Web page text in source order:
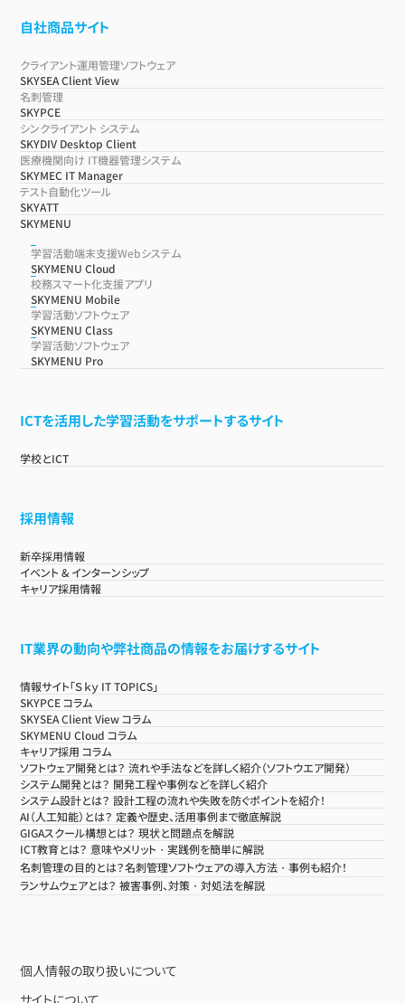
自社商品サイト
クライアント運用管理ソフトウェア
SKYSEA Client View
名刺管理
SKYPCE
シンクライアント システム
SKYDIV Desktop Client
医療機関向け IT機器管理システム
SKYMEC IT Manager
テスト自動化ツール
SKYATT
SKYMENU
学習活動端末支援Webシステム
SKYMENU Cloud
校務スマート化支援アプリ
SKYMENU Mobile
学習活動ソフトウェア
SKYMENU Class
学習活動ソフトウェア
SKYMENU Pro
ICTを活用した学習活動をサポートするサイト
学校とICT
採用情報
新卒採用情報
イベント & インターンシップ
キャリア採用情報
IT業界の動向や弊社商品の情報をお届けするサイト
情報サイト「Ｓｋｙ IT TOPICS」
SKYPCE コラム
SKYSEA Client View コラム
SKYMENU Cloud コラム
キャリア採用 コラム
ソフトウェア開発とは？ 流れや手法などを詳しく紹介（ソフトウエア開発）
システム開発とは？ 開発工程や事例などを詳しく紹介
システム設計とは？ 設計工程の流れや失敗を防ぐポイントを紹介！
AI（人工知能）とは？ 定義や歴史、活用事例まで徹底解説
GIGAスクール構想とは？ 現状と問題点を解説
ICT教育とは？ 意味やメリット・実践例を簡単に解説
名刺管理の目的とは？名刺管理ソフトウェアの導入方法・事例も紹介！
ランサムウェアとは？ 被害事例、対策・対処法を解説
個人情報の取り扱いについて